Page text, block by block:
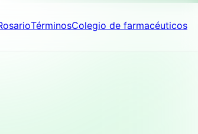
TérminosColegio de farmacéuticos